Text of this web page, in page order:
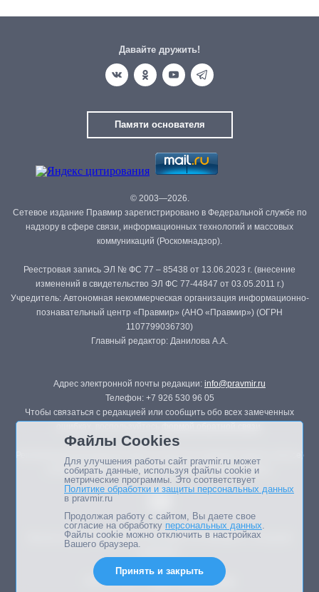
Давайте дружить!
Памяти основателя
© 2003—2026.
Сетевое издание Правмир зарегистрировано в Федеральной службе по
надзору в сфере связи, информационных технологий и массовых
коммуникаций (Роскомнадзор).
Реестровая запись ЭЛ № ФС 77 – 85438 от 13.06.2023 г. (внесение
изменений в свидетельство ЭЛ ФС 77-44847 от 03.05.2011 г.)
Учредитель: Автономная некоммерческая организация информационно-
познавательный центр «Правмир» (АНО «Правмир») (ОГРН
1107799036730)
Главный редактор: Данилова А.А.
Адрес электронной почты редакции: info@pravmir.ru
Телефон: +7 926 530 96 05
Чтобы связаться с редакцией или сообщить обо всех замеченных
Републикация материалов сайта в печатных изданиях (книгах, прессе)
возможна только с письменного разрешения редакции.
Мнение авторов статей портала может не совпадать с позицией
Дизайн сайта -
Файлы Cookies
Для улучшения работы сайт pravmir.ru может
собирать данные, используя файлы cookie и
метрические программы. Это соответствует
Политике обработки и защиты персональных данных
в pravmir.ru
Продолжая работу с сайтом, Вы даете свое
согласие на обработку персональных данных.
Файлы cookie можно отключить в настройках
Вашего браузера.
Принять и закрыть